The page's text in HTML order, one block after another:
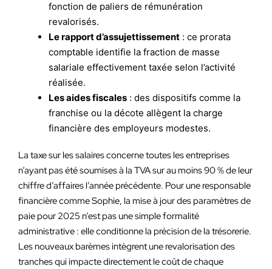
fonction de paliers de rémunération
revalorisés.
Le rapport d’assujettissement : ce prorata
comptable identifie la fraction de masse
salariale effectivement taxée selon l’activité
réalisée.
Les aides fiscales : des dispositifs comme la
franchise ou la décote allègent la charge
financière des employeurs modestes.
La taxe sur les salaires concerne toutes les entreprises
n’ayant pas été soumises à la TVA sur au moins 90 % de leur
chiffre d’affaires l’année précédente. Pour une responsable
financière comme Sophie, la mise à jour des paramètres de
paie pour 2025 n’est pas une simple formalité
administrative : elle conditionne la précision de la trésorerie.
Les nouveaux barèmes intègrent une revalorisation des
tranches qui impacte directement le coût de chaque